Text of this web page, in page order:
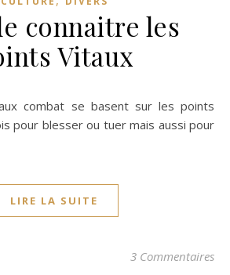
connaitre les
Vitaux
pour blesser ou tuer mais aussi pour
LIRE LA SUITE
3 Commentaires